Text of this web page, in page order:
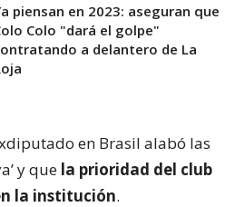
piensan en 2023: aseguran que
Colo "dará el golpe"
a delantero de La
en Brasil alabó las
y que la prioridad del club
la institución.